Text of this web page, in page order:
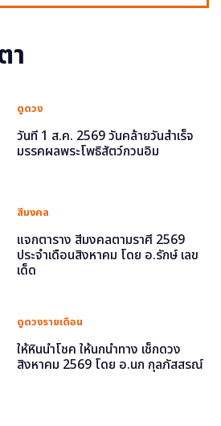
า
ดูดวง
วันที่ 1 ส.ค. 2569 วันคล้ายวันสำเร็จ
มรรคผลพระโพธิสัตว์กวนอิม
สีมงคล
แจกตาราง สีมงคลตามราศี 2569
ประจำเดือนสิงหาคม โดย อ.รักษ์ เลข
เด็ด
ดูดวงรายเดือน
ให้หินนำโชค ให้นกนำทาง เช็กดวง
สิงหาคม 2569 โดย อ.นก กุลภัสสรณ์